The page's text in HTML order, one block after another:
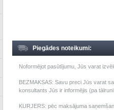
Piegādes noteikumi:
Noformējot pasūtījumu, Jūs varat
BEZMAKSAS: Savu preci Jūs varat
konsultants Jūs ir informējis (pa
KURJERS: pēc maksājuma